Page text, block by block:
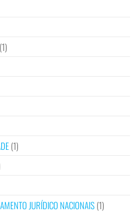
(1)
(1)
JURÍDICO NACIONAIS(1)